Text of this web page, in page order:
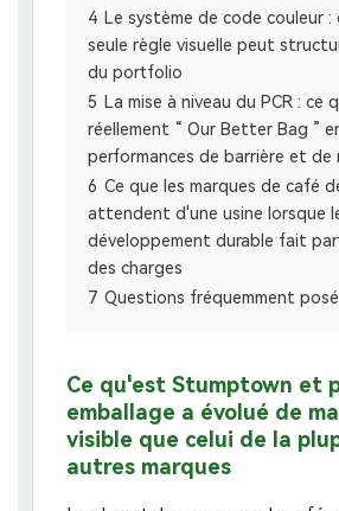
4 Le système de code couleur :
seule règle visuelle peut
du portfolio
5 La mise à niveau du PCR : ce
réellement “ Our Better Bag ”
performances de barrière et de
6 Ce que les marques de café
attendent d'une usine lorsque
développement durable fait
des charges
7 Questions fréquemment
Ce qu'est Stumptown et
emballage a évolué de
visible que celui de la
autres marques